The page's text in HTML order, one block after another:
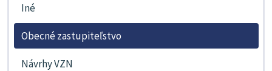
Iné
Obecné zastupiteľstvo
Návrhy VZN